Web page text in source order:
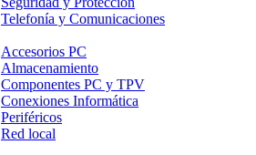
Telefonía y Comunicaciones
Accesorios PC
Almacenamiento
Componentes PC y TPV
Conexiones Informática
Periféricos
Red local